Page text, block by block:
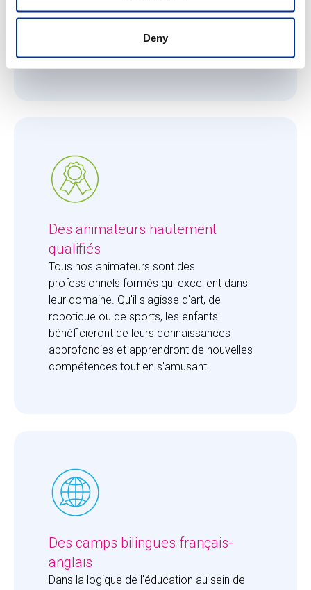
Deny
permet à nos animateurs de se consacrer
entièrement aux enfants et de leur apporter
Des animateurs hautement
qualifiés
Tous nos animateurs sont des
professionnels formés qui excellent dans
leur domaine. Qu'il s'agisse d'art, de
robotique ou de sports, les enfants
bénéficieront de leurs connaissances
approfondies et apprendront de nouvelles
compétences tout en s'amusant.
Des camps bilingues français-
anglais
Dans la logique de l'éducation au sein de